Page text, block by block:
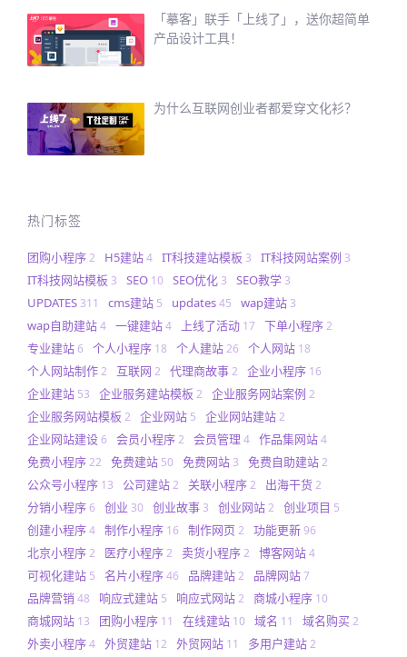
「摹客」联手「上线了」，送你超简单
产品设计工具！
为什么互联网创业者都爱穿文化衫？
热门标签
团购小程序2 H5建站4 IT科技建站模板 3 IT科技网站案例 3
IT科技网站模板 3 SEO 10 SEO优化 3 SEO教学 3
UPDATES 311 cms建站 5 updates45 wap建站 3
wap自助建站4 一键建站4 上线了活动 17 下单小程序2
专业建站6 个人小程序 18 个人建站26 个人网站 18
个人网站制作2 互联网 2 代理商故事2 企业小程序 16
企业建站 53 企业服务建站模板 2 企业服务网站案例 2
企业服务网站模板 2 企业网站 5 企业网站建站2
企业网站建设6 会员小程序2 会员管理 4 作品集网站4
免费小程序22 免费建站 50 免费网站 3 免费自助建站2
公众号小程序 13 公司建站2 关联小程序2 出海干货2
分销小程序6 创业 30 创业故事 3 创业网站2 创业项目 5
创建小程序4 制作小程序 16 制作网页 2 功能更新96
北京小程序2 医疗小程序2 卖货小程序2 博客网站4
可视化建站 5 名片小程序46 品牌建站2 品牌网站7
品牌营销 48 响应式建站 5 响应式网站2 商城小程序 10
商城网站 13 团购小程序 11 在线建站 10 域名 11 域名购买2
外卖小程序4 外贸建站 12 外贸网站 11 多用户建站2